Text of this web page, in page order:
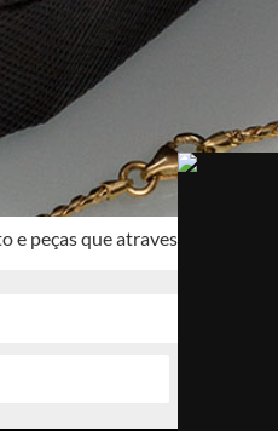
peças que atravessam o tempo.